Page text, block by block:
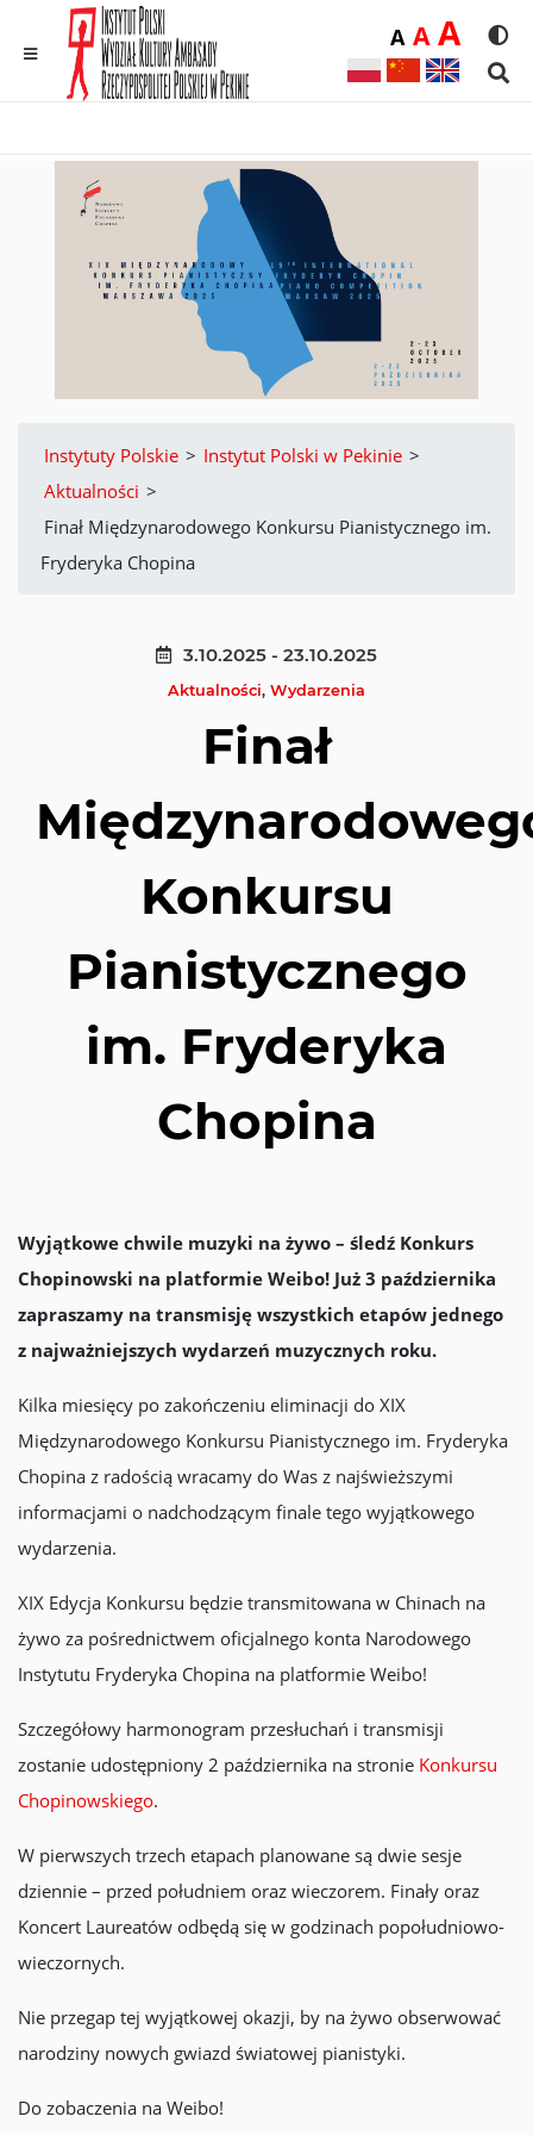
ADomyślna
AŚrednia
A
Instytuty Polskie > Instytut Polski w Pekinie >
Aktualności >
Finał Międzynarodowego Konkursu Pianistycznego im.
Fryderyka Chopina
3.10.2025 - 23.10.2025
Aktualności, Wydarzenia
Finał
Konkursu
Pianistycznego
im. Fryderyka
Chopina
Wyjątkowe chwile muzyki na żywo – śledź Konkurs
Chopinowski na platformie Weibo! Już 3 października
zapraszamy na transmisję wszystkich etapów jednego
z najważniejszych wydarzeń muzycznych roku.
Kilka miesięcy po zakończeniu eliminacji do XIX
Międzynarodowego Konkursu Pianistycznego im. Fryderyka
Chopina z radością wracamy do Was z najświeższymi
informacjami o nadchodzącym finale tego wyjątkowego
wydarzenia.
XIX Edycja Konkursu będzie transmitowana w Chinach na
żywo za pośrednictwem oficjalnego konta Narodowego
Instytutu Fryderyka Chopina na platformie Weibo!
Szczegółowy harmonogram przesłuchań i transmisji
zostanie udostępniony 2 października na stronie Konkursu
Chopinowskiego.
W pierwszych trzech etapach planowane są dwie sesje
dziennie – przed południem oraz wieczorem. Finały oraz
Koncert Laureatów odbędą się w godzinach popołudniowo-
wieczornych.
Nie przegap tej wyjątkowej okazji, by na żywo obserwować
narodziny nowych gwiazd światowej pianistyki.
Do zobaczenia na Weibo!